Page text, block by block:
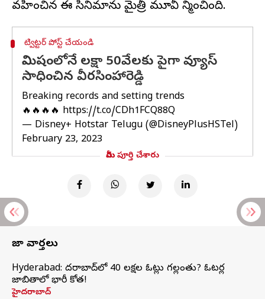
ట్విట్టర్ పోస్ట్ చేయండి
నిమిషంలోనే లక్షా 50వేలకు పైగా వ్యూస్
సాధించిన వీరసింహారెడ్డి
Breaking records and setting trends
🔥🔥🔥🔥 https://t.co/CDh1FCQ88Q
— Disney+ Hotstar Telugu (@DisneyPlusHSTel)
February 23, 2023
మీరు పూర్తి చేశారు
తాజా వార్తలు
Hyderabad: హైదరాబాద్‌లో 40 లక్షల ఓట్లు గల్లంతు? ఓటర్ల
జాబితాలో భారీ కోత!
హైదరాబాద్